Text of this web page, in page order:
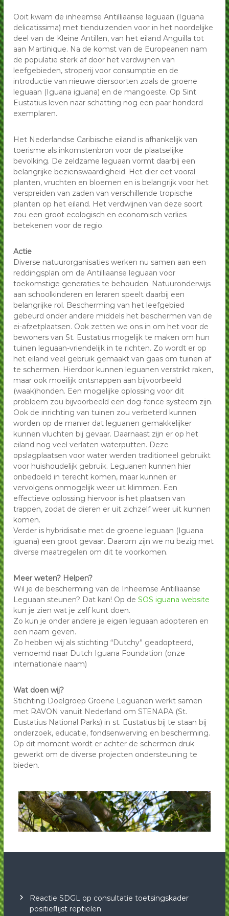
p
G
r
o
n
e
L
u
a
n
e
n
G
r
o
e
n
L
g
u
a
Ooit kwam de inheemse Antilliaanse leguaan (Iguana
delicatissima) met tienduizenden voor in het noordelijke
deel van de Kleine Antillen, van het eiland Anguilla tot
aan Martinique. Na de komst van de Europeanen nam
de populatie sterk af door het verdwijnen van
leefgebieden, stroperij voor consumptie en de
introductie van nieuwe diersoorten zoals de groene
leguaan (Iguana iguana) en de mangoeste. Op Sint
Eustatius leven naar schatting nog een paar honderd
exemplaren.
Het Nederlandse Caribische eiland is afhankelijk van
toerisme als inkomstenbron voor de plaatselijke
bevolking. De zeldzame leguaan vormt daarbij een
belangrijke bezienswaardigheid. Het dier eet vooral
planten, vruchten en bloemen en is belangrijk voor het
verspreiden van zaden van verschillende tropische
planten op het eiland. Het verdwijnen van deze soort
zou een groot ecologisch en economisch verlies
betekenen voor de regio.
Actie
Diverse natuurorganisaties werken nu samen aan een
reddingsplan om de Antilliaanse leguaan voor
toekomstige generaties te behouden. Natuuronderwijs
aan schoolkinderen en leraren speelt daarbij een
belangrijke rol. Bescherming van het leefgebied
gebeurd onder andere middels het beschermen van de
ei-afzetplaatsen. Ook zetten we ons in om het voor de
bewoners van St. Eustatius mogelijk te maken om hun
tuinen leguaan-vriendelijk in te richten. Zo wordt er op
het eiland veel gebruik gemaakt van gaas om tuinen af
te schermen. Hierdoor kunnen leguanen verstrikt raken,
maar ook moeilijk ontsnappen aan bijvoorbeeld
(waak)honden. Een mogelijke oplossing voor dit
probleem zou bijvoorbeeld een dog-fence systeem zijn.
Ook de inrichting van tuinen zou verbeterd kunnen
worden op de manier dat leguanen gemakkelijker
kunnen vluchten bij gevaar. Daarnaast zijn er op het
eiland nog veel verlaten waterputten. Deze
opslagplaatsen voor water werden traditioneel gebruikt
voor huishoudelijk gebruik. Leguanen kunnen hier
onbedoeld in terecht komen, maar kunnen er
vervolgens onmogelijk weer uit klimmen. Een
effectieve oplossing hiervoor is het plaatsen van
trappen, zodat de dieren er uit zichzelf weer uit kunnen
komen.
Verder is hybridisatie met de groene leguaan (Iguana
iguana) een groot gevaar. Daarom zijn we nu bezig met
diverse maatregelen om dit te voorkomen.
Meer weten? Helpen?
Wil je de bescherming van de Inheemse Antilliaanse
Leguaan steunen? Dat kan! Op deSOS iguana website
kun je zien wat je zelf kunt doen.
Zo kun je onder andere je eigen leguaan adopteren en
een naam geven.
Zo hebben wij als stichting “Dutchy” geadopteerd,
vernoemd naar Dutch Iguana Foundation (onze
internationale naam)
Wat doen wij?
Stichting Doelgroep Groene Leguanen werkt samen
met RAVON vanuit Nederland om STENAPA (St.
Eustatius National Parks) in st. Eustatius bij te staan bij
onderzoek, educatie, fondsenwerving en bescherming.
Op dit moment wordt er achter de schermen druk
gewerkt om de diverse projecten ondersteuning te
bieden.
Reactie SDGL op consultatie toetsingskader
positieflijst reptielen